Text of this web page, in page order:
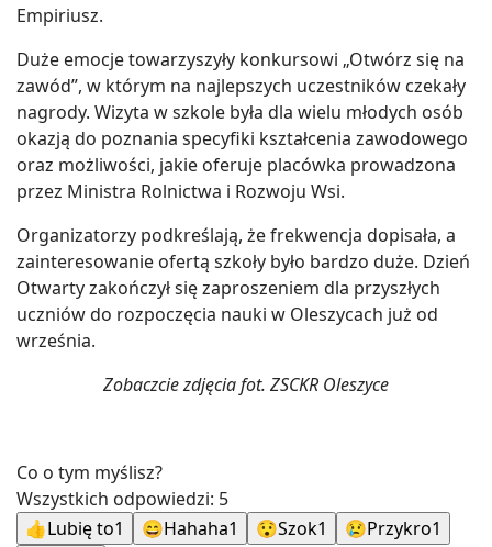
Empiriusz.
Duże emocje towarzyszyły konkursowi „Otwórz się na
zawód”, w którym na najlepszych uczestników czekały
nagrody. Wizyta w szkole była dla wielu młodych osób
okazją do poznania specyfiki kształcenia zawodowego
oraz możliwości, jakie oferuje placówka prowadzona
przez Ministra Rolnictwa i Rozwoju Wsi.
Organizatorzy podkreślają, że frekwencja dopisała, a
zainteresowanie ofertą szkoły było bardzo duże. Dzień
Otwarty zakończył się zaproszeniem dla przyszłych
uczniów do rozpoczęcia nauki w Oleszycach już od
września.
Zobaczcie zdjęcia fot. ZSCKR Oleszyce
Co o tym myślisz?
Wszystkich odpowiedzi: 5
👍Lubię to1 😄Hahaha1 😯Szok1 😢Przykro1